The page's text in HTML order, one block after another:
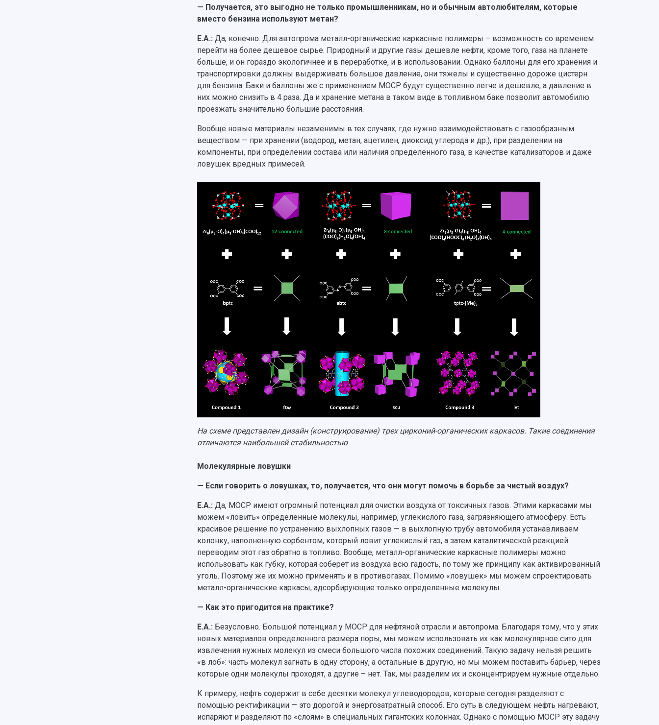
— Получается, это выгодно не только промышленникам, но и обычным автолюбителям, которые
вместо бензина используют метан?
Е.А.: Да, конечно. Для автопрома металл-органические каркасные полимеры – возможность со временем
перейти на более дешевое сырье. Природный и другие газы дешевле нефти, кроме того, газа на планете
больше, и он гораздо экологичнее и в переработке, и в использовании. Однако баллоны для его хранения и
транспортировки должны выдерживать большое давление, они тяжелы и существенно дороже цистерн
для бензина. Баки и баллоны же с применением MOCP будут существенно легче и дешевле, а давление в
них можно снизить в 4 раза. Да и хранение метана в таком виде в топливном баке позволит автомобилю
проезжать значительно большие расстояния.
Вообще новые материалы незаменимы в тех случаях, где нужно взаимодействовать с газообразным
веществом — при хранении (водород, метан, ацетилен, диоксид углерода и др.), при разделении на
компоненты, при определении состава или наличия определенного газа, в качестве катализаторов и даже
ловушек вредных примесей.
На схеме представлен дизайн (конструирование) трех цирконий-органических каркасов. Такие соединения
отличаются наибольшей стабильностью
Молекулярные ловушки
— Если говорить о ловушках, то, получается, что они могут помочь в борьбе за чистый воздух?
Е.А.: Да, MOCP имеют огромный потенциал для очистки воздуха от токсичных газов. Этими каркасами мы
можем «ловить» определенные молекулы, например, углекислого газа, загрязняющего атмосферу. Есть
красивое решение по устранению выхлопных газов — в выхлопную трубу автомобиля устанавливаем
колонку, наполненную сорбентом, который ловит углекислый газ, а затем каталитической реакцией
переводим этот газ обратно в топливо. Вообще, металл-органические каркасные полимеры можно
использовать как губку, которая соберет из воздуха всю гадость, по тому же принципу как активированный
уголь. Поэтому же их можно применять и в противогазах. Помимо «ловушек» мы можем спроектировать
металл-органические каркасы, адсорбирующие только определенные молекулы.
— Как это пригодится на практике?
Е.А.: Безусловно. Большой потенциал у МОСР для нефтяной отрасли и автопрома. Благодаря тому, что у этих
новых материалов определенного размера поры, мы можем использовать их как молекулярное сито для
извлечения нужных молекул из смеси большого числа похожих соединений. Такую задачу нельзя решить
«в лоб»: часть молекул загнать в одну сторону, а остальные в другую, но мы можем поставить барьер, через
которые одни молекулы проходят, а другие – нет. Так, мы разделим их и сконцентрируем нужные отдельно.
К примеру, нефть содержит в себе десятки молекул углеводородов, которые сегодня разделяют с
помощью ректификации — это дорогой и энергозатратный способ. Его суть в следующем: нефть нагревают,
испаряют и разделяют по «слоям» в специальных гигантских колоннах. Однако с помощью MOCP эту задачу